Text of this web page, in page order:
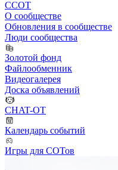
ССОТ
О сообществе
Обновления в сообществе
Люди сообщества
Золотой фонд
Файлообменник
Видеогалерея
Доска объявлений
CHAT-OT
Календарь событий
Игры для СОТов